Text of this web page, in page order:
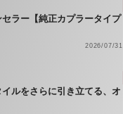
ラー【純正カプラータイプ
2026/07/31
ルをさらに引き立てる、オ